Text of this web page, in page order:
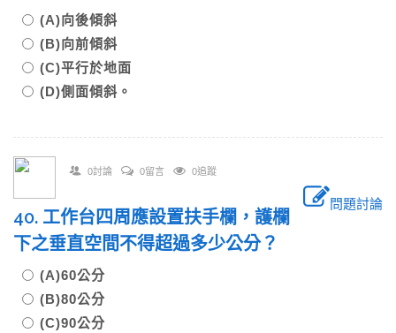
(A)向後傾斜
(B)向前傾斜
(C)平行於地面
(D)側面傾斜。
0討論 0留言 0追蹤
問題討論
40. 工作台四周應設置扶手欄，護欄
下之垂直空間不得超過多少公分？
(A)60公分
(B)80公分
(C)90公分